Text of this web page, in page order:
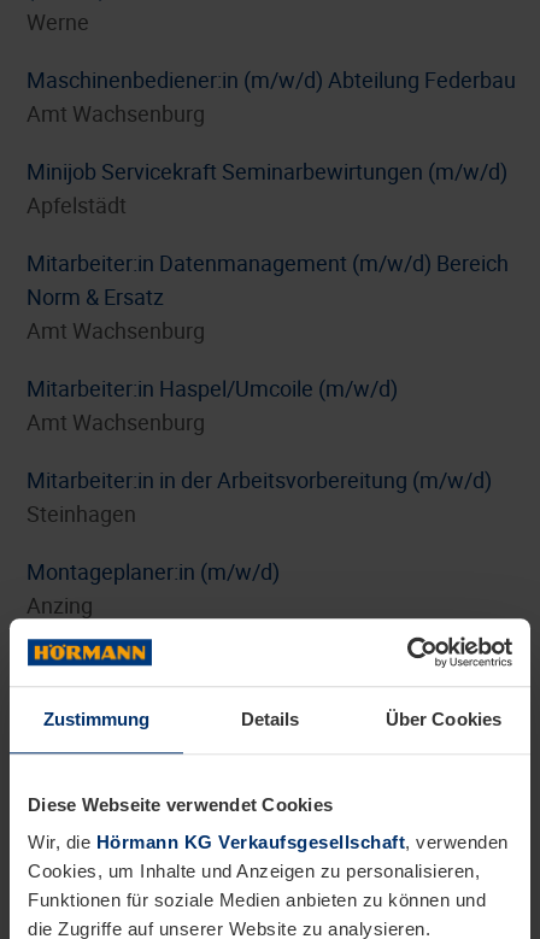
Zustimmung Details Über Cookies
Diese Webseite verwendet Cookies
Wir, die Hörmann KG Verkaufsgesellschaft, verwenden
Cookies, um Inhalte und Anzeigen zu personalisieren,
Funktionen für soziale Medien anbieten zu können und
die Zugriffe auf unserer Website zu analysieren.
Werne
Maschinenbediener:in (m/w/d) Abteilung Federbau
Amt Wachsenburg
Minijob Servicekraft Seminarbewirtungen (m/w/d)
Apfelstädt
Mitarbeiter:in Datenmanagement (m/w/d) Bereich
Norm & Ersatz
Amt Wachsenburg
Mitarbeiter:in Haspel/Umcoile (m/w/d)
Amt Wachsenburg
Mitarbeiter:in in der Arbeitsvorbereitung (m/w/d)
Steinhagen
Montageplaner:in (m/w/d)
Anzing
Personalreferent:in Benefits und HR-Marketing
(m/w/d)
Steinhagen
Steinhagen
Pflichtpraktikum oder Werkstudententätigkeit